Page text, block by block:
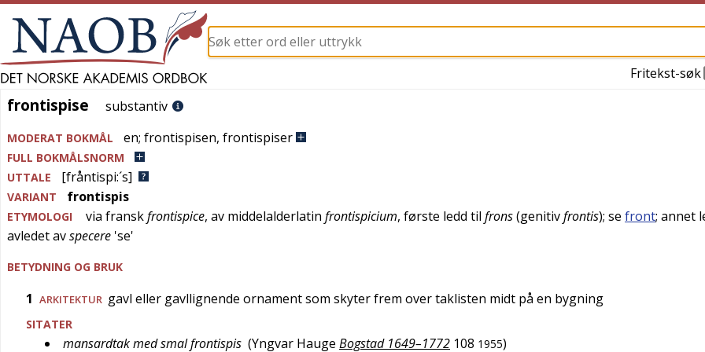
Fritekst-søk
frontispise
frontispise substantiv
MODERAT BOKMÅL en; frontispisen, frontispiser
FULL BOKMÅLSNORM
UTTALE
[fråntispi:´s]
VARIANT frontispis
ETYMOLOGI via franskfrontispice, av middelalderlatin frontispicium, første ledd til frons(genitivfrontis); se front; annet
avledet avspecere 'se'
BETYDNING OG BRUK
1 ARKITEKTUR gavl eller gavllignende ornament som skyter frem over taklisten midt på en bygning
SITATER
mansardtak med smal frontispis (Yngvar Hauge Bogstad 1649–1772 108 1955)